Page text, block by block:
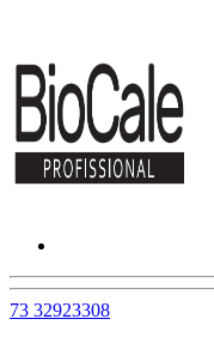
73 32923308